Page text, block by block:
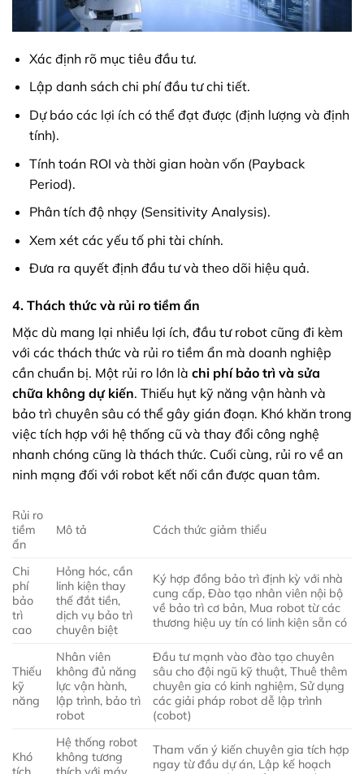
Xác định rõ mục tiêu đầu tư.
Lập danh sách chi phí đầu tư chi tiết.
Dự báo các lợi ích có thể đạt được (định lượng và định
tính).
Tính toán ROI và thời gian hoàn vốn (Payback
Period).
Phân tích độ nhạy (Sensitivity Analysis).
Xem xét các yếu tố phi tài chính.
Đưa ra quyết định đầu tư và theo dõi hiệu quả.
4. Thách thức và rủi ro tiềm ẩn
Mặc dù mang lại nhiều lợi ích, đầu tư robot cũng đi kèm
với các thách thức và rủi ro tiềm ẩn mà doanh nghiệp
cần chuẩn bị. Một rủi ro lớn là chi phí bảo trì và sửa
chữa không dự kiến. Thiếu hụt kỹ năng vận hành và
bảo trì chuyên sâu có thể gây gián đoạn. Khó khăn trong
việc tích hợp với hệ thống cũ và thay đổi công nghệ
nhanh chóng cũng là thách thức. Cuối cùng, rủi ro về an
ninh mạng đối với robot kết nối cần được quan tâm.
Rủi ro
tiềm
ẩn
Mô tả Cách thức giảm thiểu
Chi
phí
bảo
trì
cao
Hỏng hóc, cần
linh kiện thay
thế đắt tiền,
dịch vụ bảo trì
chuyên biệt
Ký hợp đồng bảo trì định kỳ với nhà
cung cấp, Đào tạo nhân viên nội bộ
về bảo trì cơ bản, Mua robot từ các
thương hiệu uy tín có linh kiện sẵn có
Thiếu
kỹ
năng
Nhân viên
không đủ năng
lực vận hành,
lập trình, bảo trì
robot
Đầu tư mạnh vào đào tạo chuyên
sâu cho đội ngũ kỹ thuật, Thuê thêm
chuyên gia có kinh nghiệm, Sử dụng
các giải pháp robot dễ lập trình
(cobot)
Khó
Hệ thống robot
không tương
Tham vấn ý kiến chuyên gia tích hợp
ngay từ đầu dự án, Lập kế hoạch